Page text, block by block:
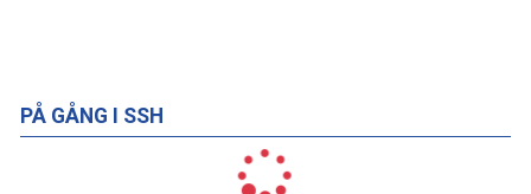
PÅ GÅNG I SSH